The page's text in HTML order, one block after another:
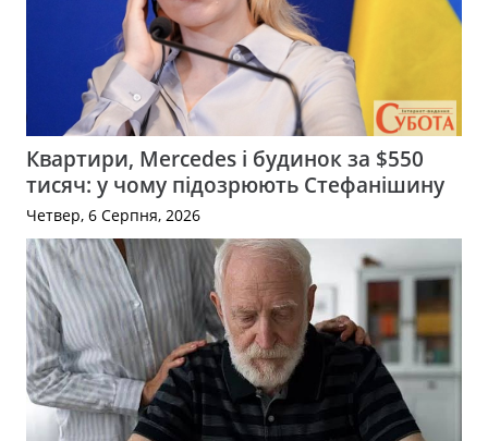
Квартири, Mercedes і будинок за $550
тисяч: у чому підозрюють Стефанішину
Четвер, 6 Серпня, 2026